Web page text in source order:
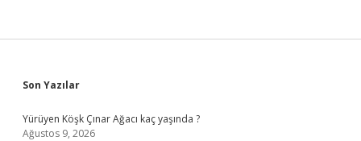
Sidebar
Son Yazılar
Yürüyen Köşk Çınar Ağacı kaç yaşında ?
Ağustos 9, 2026